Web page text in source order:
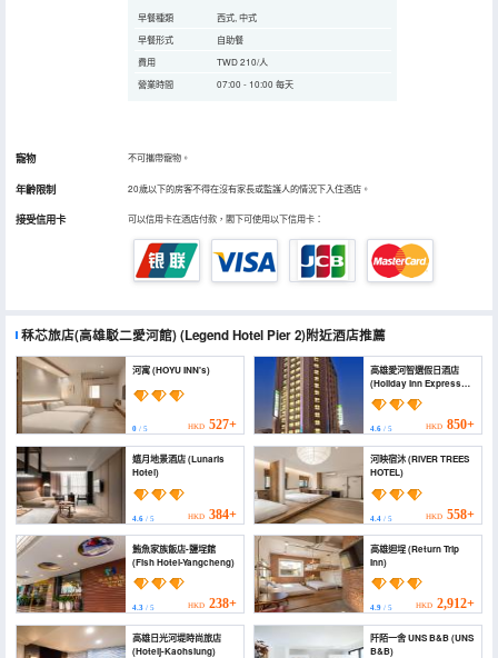
早餐種類
西式, 中式
早餐形式
自助餐
費用
TWD 210/人
營業時間
07:00 - 10:00 每天
寵物 不可攜帶寵物。
年齡限制 20歲以下的房客不得在沒有家長或監護人的情況下入住酒店。
接受信用卡 可以信用卡在酒店付款，閣下可使用以下信用卡：
秝芯旅店(高雄駁二愛河館)(Legend Hotel Pier 2)附近酒店推薦
河寓 (HOYU INN's)
0 / 5 HKD 527+
高雄愛河智選假日酒店
(Holiday Inn Express
KAOHSIUNG LOVE
RIVER by IHG)
4.6/ 5 HKD 850+
嬉月地景酒店 (Lunaris
Hotel)
4.6 / 5 HKD 384+
河映宿沐 (RIVER TREES
HOTEL)
4.4/ 5 HKD 558+
鮪魚家族飯店-鹽埕館
(Fish Hotel-Yangcheng)
4.3 / 5 HKD 238+
高雄迴埕 (Return Trip
Inn)
4.9/ 5 HKD 2,912+
高雄日光河堤時尚旅店
(Hotelj-Kaohsiung)
阡陌一舍 UNS B&B (UNS
B&B)